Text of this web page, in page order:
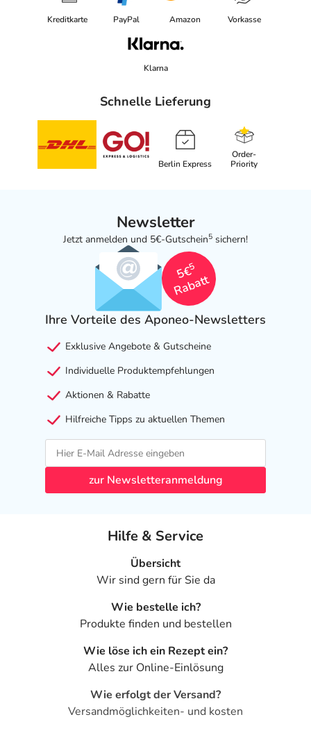
Kreditkarte PayPal Amazon Vorkasse
Klarna
Schnelle Lieferung
Berlin Express
Order-
Priority
Newsletter
Jetzt anmelden und 5€-Gutschein5 sichern!
5€
5
Rabatt
Ihre Vorteile des Aponeo-Newsletters
Exklusive Angebote & Gutscheine
Individuelle Produktempfehlungen
Aktionen & Rabatte
Hilfreiche Tipps zu aktuellen Themen
zur Newsletteranmeldung
Hilfe & Service
Übersicht
Wir sind gern für Sie da
Wie bestelle ich?
Produkte finden und bestellen
Wie löse ich ein Rezept ein?
Alles zur Online-Einlösung
Wie erfolgt der Versand?
Versandmöglichkeiten- und kosten